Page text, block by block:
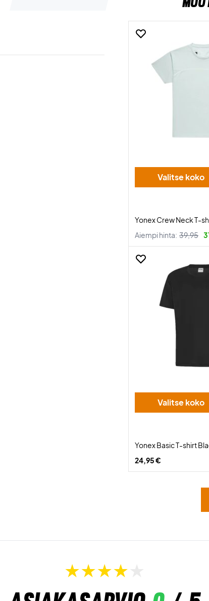
Valitse koko
Yonex Crew Neck T-
Aiempi hinta: 39,95
Valitse koko
Yonex Basic T-shirt
24,95 €